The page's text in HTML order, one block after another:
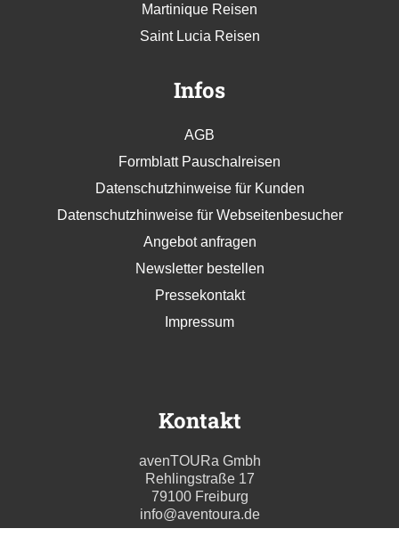
Martinique Reisen
Saint Lucia Reisen
Infos
AGB
Formblatt Pauschalreisen
Datenschutzhinweise für Kunden
Datenschutzhinweise für Webseitenbesucher
Angebot anfragen
Newsletter bestellen
Pressekontakt
Impressum
Kontakt
avenTOURa Gmbh
Rehlingstraße 17
79100 Freiburg
info@aventoura.de